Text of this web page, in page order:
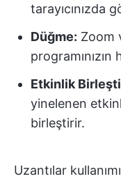
tarayıcınızda
Düğme: Zoom
Etkinlik
yinelenen
birleştirir.
Uzantılar